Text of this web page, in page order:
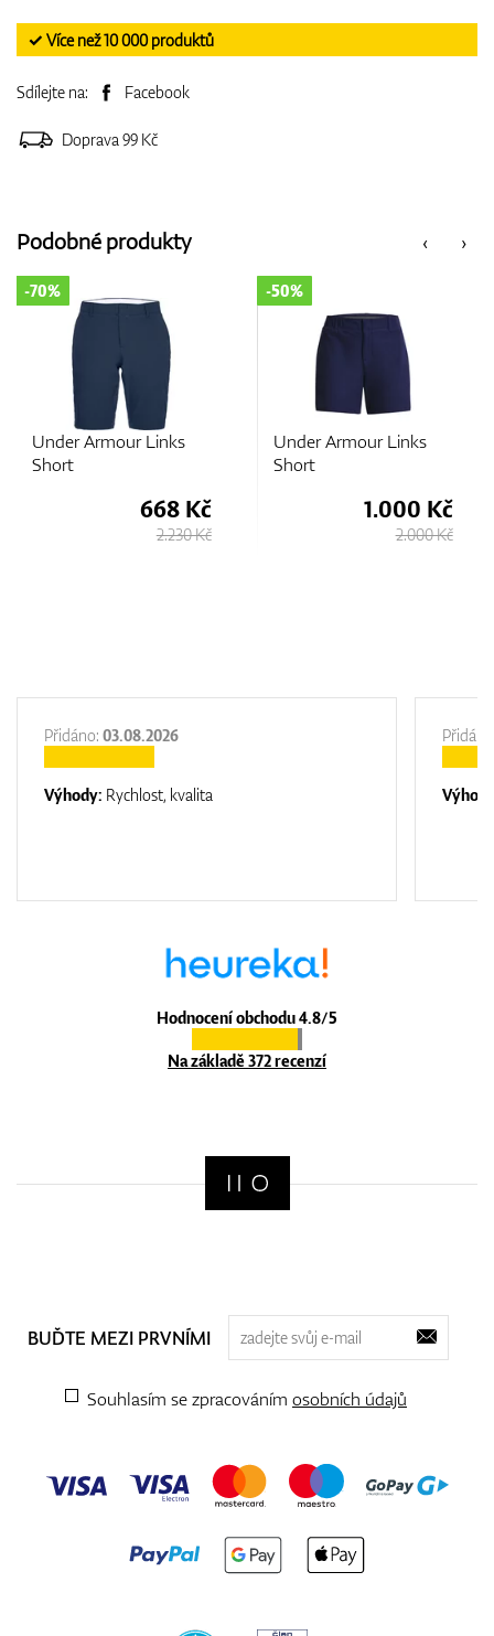
✓ Více než 10 000 produktů
Sdílejte na: Facebook
Doprava 99 Kč
‹
Podobné produkty ›
Under Armour Links
Short
1.000 Kč
2.000 Kč
Under Armour Links
Printed Short
1.150 Kč
2.300 Kč
Hodnocení obchodu 4.8/5
Na základě 372 recenzí
Přidáno: 03.08.2026
Výhody: Rychlost, kvalita
BUĎTE MEZI PRVNÍMI
Souhlasím se zpracováním osobních údajů